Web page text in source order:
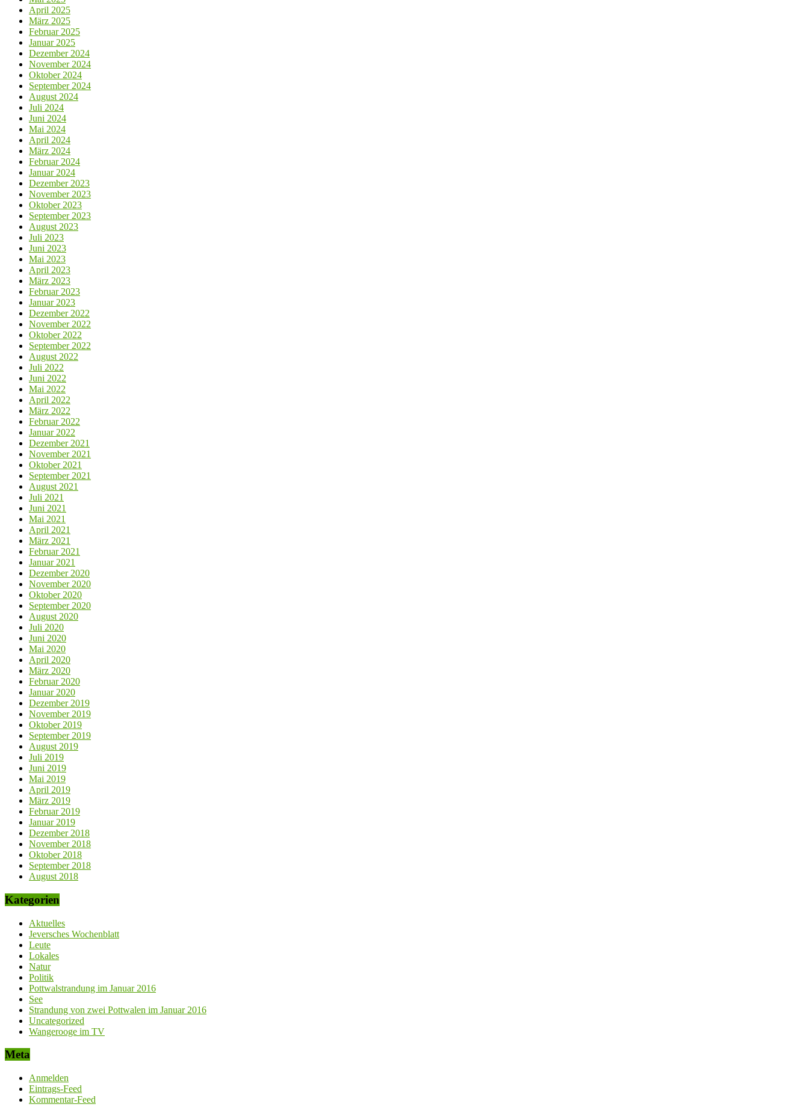
April 2025
März 2025
Februar 2025
Januar 2025
Dezember 2024
November 2024
Oktober 2024
September 2024
August 2024
Juli 2024
Juni 2024
Mai 2024
April 2024
März 2024
Februar 2024
Januar 2024
Dezember 2023
November 2023
Oktober 2023
September 2023
August 2023
Juli 2023
Juni 2023
Mai 2023
April 2023
März 2023
Februar 2023
Januar 2023
Dezember 2022
November 2022
Oktober 2022
September 2022
August 2022
Juli 2022
Juni 2022
Mai 2022
April 2022
März 2022
Februar 2022
Januar 2022
Dezember 2021
November 2021
Oktober 2021
September 2021
August 2021
Juli 2021
Juni 2021
Mai 2021
April 2021
März 2021
Februar 2021
Januar 2021
Dezember 2020
November 2020
Oktober 2020
September 2020
August 2020
Juli 2020
Juni 2020
Mai 2020
April 2020
März 2020
Februar 2020
Januar 2020
Dezember 2019
November 2019
Oktober 2019
September 2019
August 2019
Juli 2019
Juni 2019
Mai 2019
April 2019
März 2019
Februar 2019
Januar 2019
Dezember 2018
November 2018
Oktober 2018
September 2018
August 2018
Kategorien
Aktuelles
Jeversches Wochenblatt
Leute
Lokales
Natur
Politik
Pottwalstrandung im Januar 2016
See
Strandung von zwei Pottwalen im Januar 2016
Uncategorized
Wangerooge im TV
Meta
Anmelden
Eintrags-Feed
Kommentar-Feed